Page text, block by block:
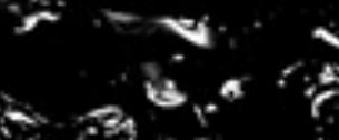
Choisissez votre Plateforme!
Pinterest
Vk Email